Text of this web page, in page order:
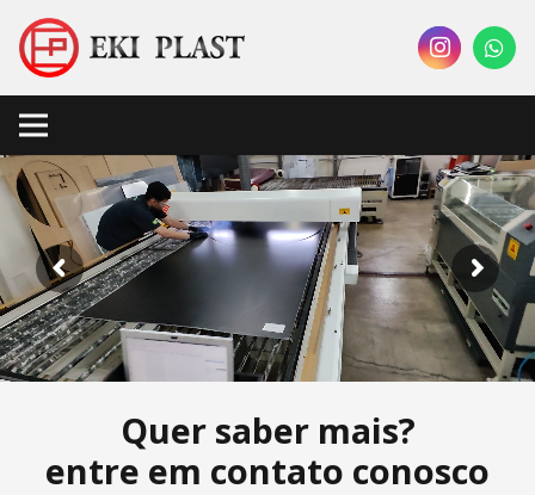
Quer saber mais?
entre em contato conosco